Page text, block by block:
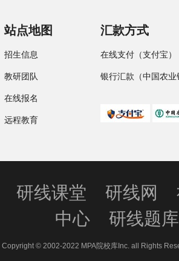
站点地图
招生信息
教研团队
在线报名
远程教育
汇款方式
在线支付（支付宝）
银行汇款（中国农业
研线课堂 研线网
中心
研线题库
Copyright © 2002-2022 MPA院校库Inc. all Rights